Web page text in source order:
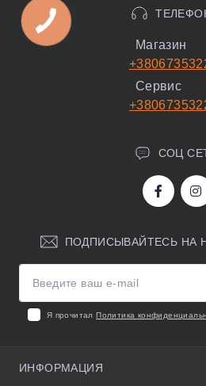
Магазин
Сервис
СОЦ
ПОДПИСЫВАЙТЕСЬ НА
Я прочиталПолитика
ИНФОРМАЦИЯ